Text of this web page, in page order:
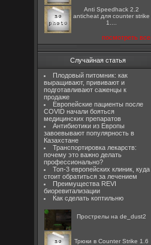
Anti Speedhack 2.2
anticheat для counter strike
1....
посмотреть все
Случайная статья
Плодовый питомник: как
выращивают, прививают и
подготавливают саженцы к
продаже
Европейские пациенты после
COVID начали бояться
медицинских препаратов
Антибиотики из Европы
завоевывают популярность в
Казахстане
Транспортировка лекарств:
почему это важно делать
профессионально?
Топ-3 европейских клиник, куда
стоит обратиться за лечением
Преимущества REVI
биоревитализации
Как сделать коптильню
Прострелы на de_dust2
Трюки в Counter Strike 1.6